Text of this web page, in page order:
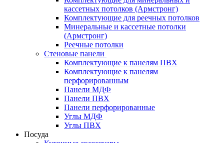
кассетных потолков (Армстронг)
Комплектующие для реечных потолков
Минеральные и кассетные потолки
(Армстронг)
Реечные потолки
Стеновые панели
Комплектующие к панелям ПВХ
Комплектующие к панелям
перфорированным
Панели МДФ
Панели ПВХ
Панели перфорированные
Углы МДФ
Углы ПВХ
Посуда